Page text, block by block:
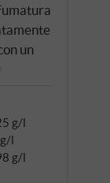
un
da
g/l
l
g/l